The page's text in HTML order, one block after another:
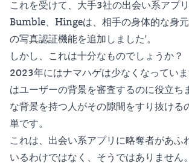
これを受けて、大手3社の出会い系アプ
Bumble、Hingeは、相手の身体的な身
の写真認証機能を追加しました'。
しかし、これは十分なものでしょうか？
2023年にはナマハゲは少なくなってい
はユーザーの背景を審査するのに役立ち
な背景を持つ人がその隙間をすり抜ける
単です。
これは、出会い系アプリに略奪者があふ
いるわけではなく、そうではありません